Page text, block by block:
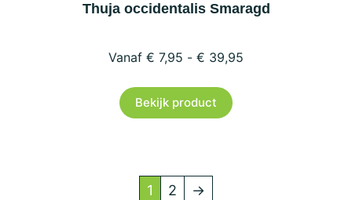
Thuja occidentalis Smaragd
€ 7,95 - € 39,95
Bekijk product
product
1 2 →